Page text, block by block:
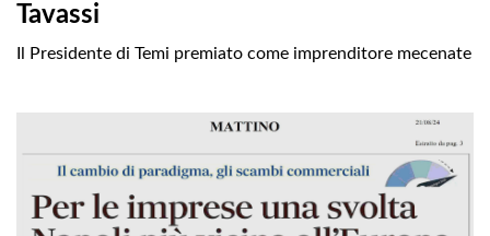
Tavassi
Il Presidente di Temi premiato come imprenditore mecenate